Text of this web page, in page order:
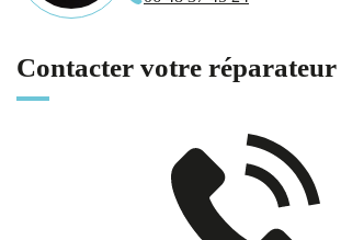
Contacter votre réparateur